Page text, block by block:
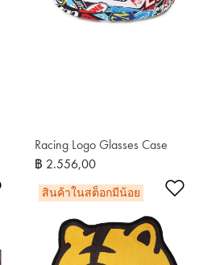
Racing Logo Glasses Case
฿ 2.556,00
เพิ่มในรายการโปรด เ
สินค้าในสต็อกมีน้อย